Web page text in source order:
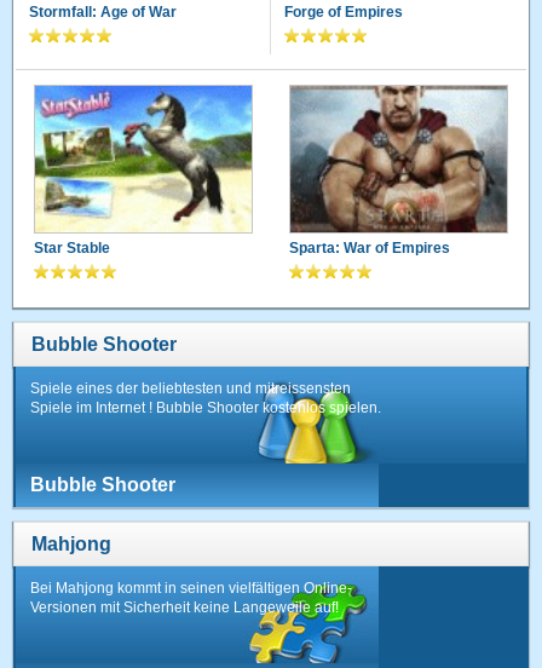
Stormfall: Age of War Forge of Empires
Star Stable Sparta: War of Empires
Bubble Shooter
Spiele eines der beliebtesten und mitreissensten
Spiele im Internet ! Bubble Shooter kostenlos spielen.
Bubble Shooter
Mahjong
Bei Mahjong kommt in seinen vielfältigen Online-
Versionen mit Sicherheit keine Langeweile auf!